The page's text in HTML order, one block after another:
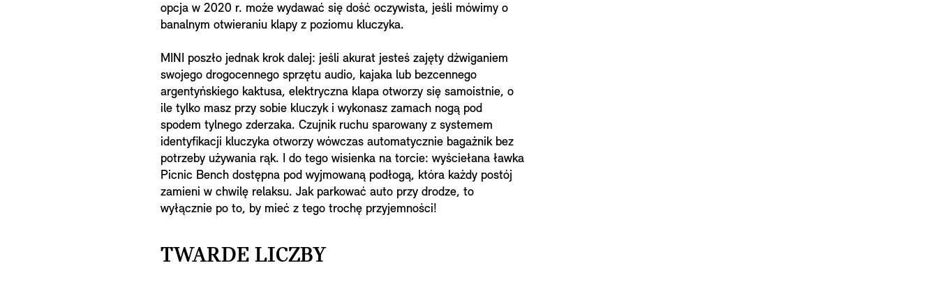
opcja w 2020 r. może wydawać się dość oczywista, jeśli mówimy o
banalnym otwieraniu klapy z poziomu kluczyka.
MINI poszło jednak krok dalej: jeśli akurat jesteś zajęty dźwiganiem
swojego drogocennego sprzętu audio, kajaka lub bezcennego
argentyńskiego kaktusa, elektryczna klapa otworzy się samoistnie, o
ile tylko masz przy sobie kluczyk i wykonasz zamach nogą pod
spodem tylnego zderzaka. Czujnik ruchu sparowany z systemem
identyfikacji kluczyka otworzy wówczas automatycznie bagażnik bez
potrzeby używania rąk. I do tego wisienka na torcie: wyściełana ławka
Picnic Bench dostępna pod wyjmowaną podłogą, która każdy postój
zamieni w chwilę relaksu. Jak parkować auto przy drodze, to
wyłącznie po to, by mieć z tego trochę przyjemności!
TWARDE LICZBY